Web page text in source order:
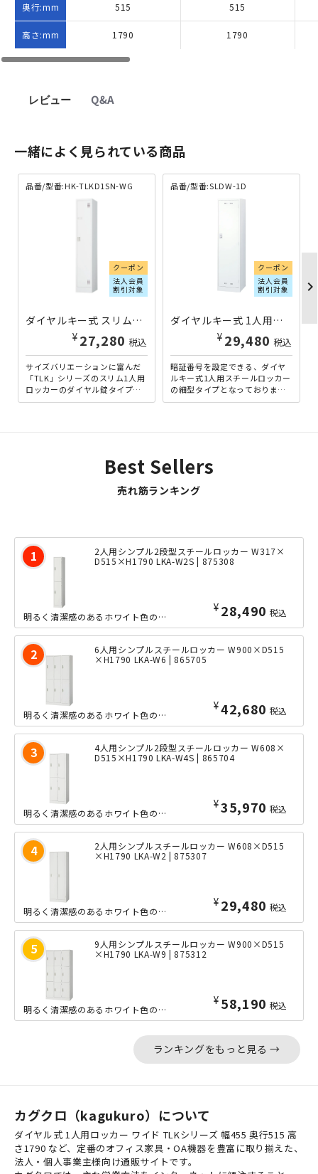
奥行:mm
高さ:mm
515
1790
515
1790
レビュー Q&A
一緒によく見られている商品
品番/型番:HK-TLKD1SN-WG
クーポン
法人会員
割引対象
ダイヤルキー式 スリム1人用ロッカー TLKシリーズ W316×D515×H1790 ホワイトグレー HK-TLKD1SN-WG | 533234
¥ 27,280 税込
サイズバリエーションに富んだ
「TLK」シリーズのスリム1人用
ロッカーのダイヤル錠タイプで
す。一般的な1人用ロッカーのサ
品番/型番:SLDW-1D
クーポン
法人会員
割引対象
ダイヤルキー式 1人用スチールロッカー ワイドタイプ W455×D515×H1790 SLDW-1D | 876407
¥ 29,480 税込
暗証番号を設定できる、ダイヤ
ルキー式1人用スチールロッカー
の細型タイプとなっておりま
す。不特定多数の人間が使用す
chevron_right
Best Sellers
売れ筋ランキング
2人用シンプル2段型スチールロッカー W317×
D515×H1790 LKA-W2S | 875308
¥ 28,490 税込
明るく清潔感のあるホワイト色のエコ塗装を施した、大変リーズナブルな2人用スチール...
6人用シンプルスチールロッカー W900×D515
×H1790 LKA-W6 | 865705
¥42,680 税込
明るく清潔感のあるホワイト色のエコ塗装を施した、大変リーズナブルな6人用スチール...
4人用シンプル2段型スチールロッカー W608×
D515×H1790 LKA-W4S | 865704
¥35,970 税込
明るく清潔感のあるホワイト色のエコ塗装を施した、大変リーズナブルな4人用2段型ス...
2人用シンプルスチールロッカー W608×D515
×H1790 LKA-W2 | 875307
¥ 29,480 税込
明るく清潔感のあるホワイト色のエコ塗装を施した、大変リーズナブルな2人用スチール...
9人用シンプルスチールロッカー W900×D515
×H1790 LKA-W9 | 875312
¥ 58,190 税込
明るく清潔感のあるホワイト色のエコ塗装を施した、大変リーズナブルな9人用スチール...
ランキングをもっと見る →
カグクロ（kagukuro）について
ダイヤル式 1人用ロッカー ワイド TLKシリーズ 幅455 奥行515 高
さ1790 など、定番のオフィス家具・OA機器を豊富に取り揃えた、
法人・個人事業主様向け通販サイトです。